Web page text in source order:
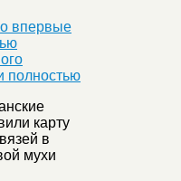
впервые
карту
в
мухи